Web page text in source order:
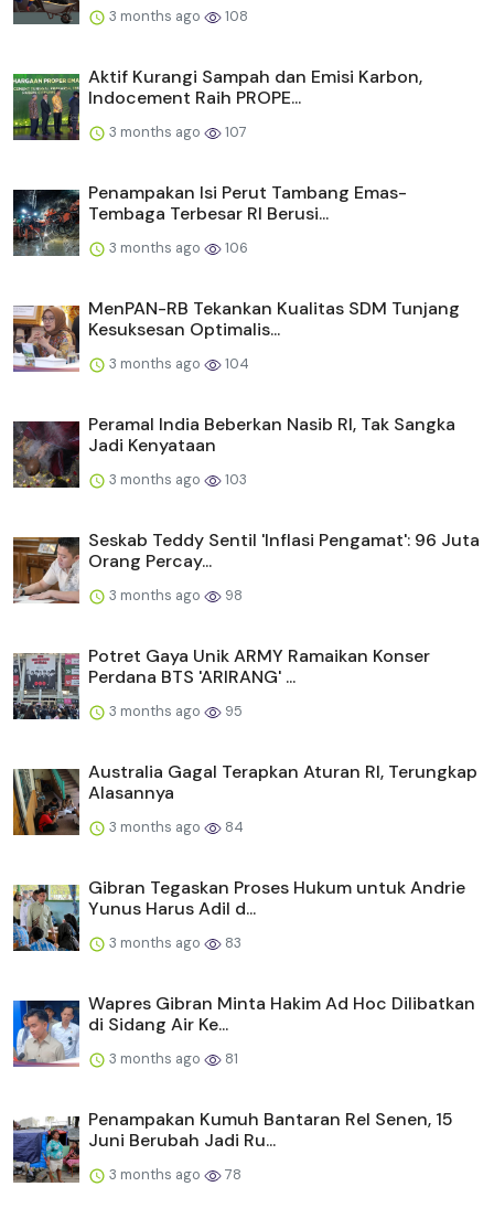
3 months ago 108
Aktif Kurangi Sampah dan Emisi Karbon,
Indocement Raih PROPE...
3 months ago 107
Penampakan Isi Perut Tambang Emas-
Tembaga Terbesar RI Berusi...
3 months ago 106
MenPAN-RB Tekankan Kualitas SDM Tunjang
Kesuksesan Optimalis...
3 months ago 104
Peramal India Beberkan Nasib RI, Tak Sangka
Jadi Kenyataan
3 months ago 103
Seskab Teddy Sentil 'Inflasi Pengamat': 96 Juta
Orang Percay...
3 months ago 98
Potret Gaya Unik ARMY Ramaikan Konser
Perdana BTS 'ARIRANG' ...
3 months ago 95
Australia Gagal Terapkan Aturan RI, Terungkap
Alasannya
3 months ago 84
Gibran Tegaskan Proses Hukum untuk Andrie
Yunus Harus Adil d...
3 months ago 83
Wapres Gibran Minta Hakim Ad Hoc Dilibatkan
di Sidang Air Ke...
3 months ago 81
Penampakan Kumuh Bantaran Rel Senen, 15
Juni Berubah Jadi Ru...
3 months ago 78